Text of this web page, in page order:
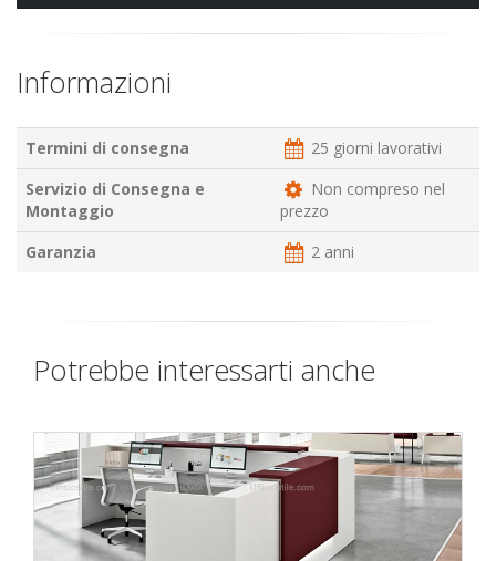
Informazioni
Termini di consegna
25 giorni lavorativi
Servizio di Consegna e
Montaggio
Non compreso nel
prezzo
Garanzia
2 anni
Potrebbe interessarti anche